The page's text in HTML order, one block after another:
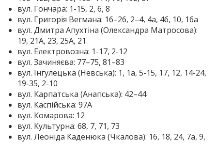
вул. Гончара: 1-15, 2, 6, 8
вул. Григорія Вегмана: 16–26, 2–4, 4а, 4б, 10, 16а
вул. Дмитра Апухтіна (Олександра Матросова):
19, 21А, 23, 25А, 21
вул. Електровозна: 1-17, 2-12
вул. Зачиняєва: 77–75, 81–83
вул. Інгулецька (Невська): 1, 1а, 5-15, 17, 12, 14-24,
19-35, 2-10
вул. Карпатська (Анапська): 42–44
вул. Каспійська: 97А
вул. Комарова: 12
вул. Культурна: 68, 7, 71, 73
вул. Леоніда Каденюка (Чкалова): 16, 18, 24, 7а, 9,